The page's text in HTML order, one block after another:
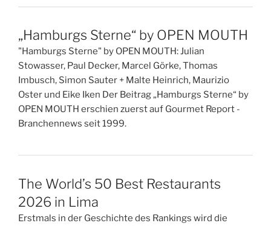
„Hamburgs Sterne“ by OPEN MOUTH
"Hamburgs Sterne" by OPEN MOUTH: Julian
Stowasser, Paul Decker, Marcel Görke, Thomas
Imbusch, Simon Sauter + Malte Heinrich, Maurizio
Oster und Eike Iken Der Beitrag „Hamburgs Sterne“ by
OPEN MOUTH erschien zuerst auf Gourmet Report -
Branchennews seit 1999.
The World’s 50 Best Restaurants
2026 in Lima
Erstmals in der Geschichte des Rankings wird die